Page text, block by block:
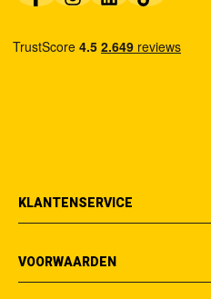
KLANTENSERVICE
VOORWAARDEN